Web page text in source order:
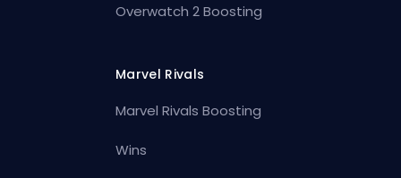
Overwatch 2 Boosting
Marvel Rivals
Marvel Rivals Boosting
Wins